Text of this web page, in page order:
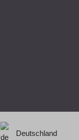
Deutschland